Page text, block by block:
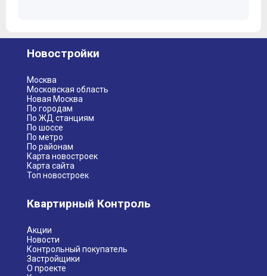
Новостройки
Москва
Московская область
Новая Москва
По городам
По ЖД станциям
По шоссе
По метро
По районам
Карта новостроек
Карта сайта
Топ новостроек
Квартирный Контроль
Акции
Новости
Контрольный покупатель
Застройщики
О проекте